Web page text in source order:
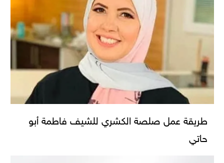
طريقة عمل صلصة الكشري للشيف فاطمة أبو
حاتي